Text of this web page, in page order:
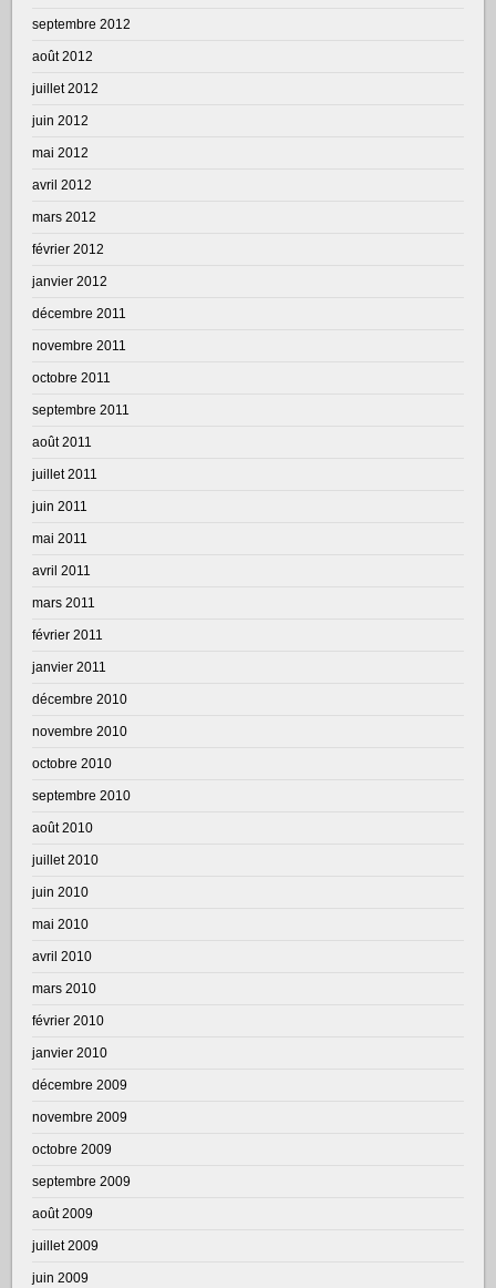
septembre 2012
août 2012
juillet 2012
juin 2012
mai 2012
avril 2012
mars 2012
février 2012
janvier 2012
décembre 2011
novembre 2011
octobre 2011
septembre 2011
août 2011
juillet 2011
juin 2011
mai 2011
avril 2011
mars 2011
février 2011
janvier 2011
décembre 2010
novembre 2010
octobre 2010
septembre 2010
août 2010
juillet 2010
juin 2010
mai 2010
avril 2010
mars 2010
février 2010
janvier 2010
décembre 2009
novembre 2009
octobre 2009
septembre 2009
août 2009
juillet 2009
juin 2009